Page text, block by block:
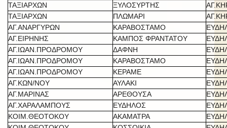
ΤΑΞΙΑΡΧΩΝ
ΞΥΛΟΣΥΡΤΗΣ
ΤΑΞΙΑΡΧΩΝ
ΠΛΩΜΑΡΙ
ΑΓ.ΑΝΑΡΓΥΡΩΝ
ΚΑΡΑΒΟΣΤΑΜΟ
ΑΓ.ΕΙΡΗΝΗΣ
ΚΑΜΠΟΣ ΦΡΑΝΤΑΤΟΥ
ΑΓ.ΙΩΑΝ.ΠΡΟΔΡΟΜΟΥ
ΔΑΦΝΗ
ΑΓ.ΙΩΑΝ.ΠΡΟΔΡΟΜΟΥ
ΚΑΡΑΒΟΣΤΑΜΟ
ΑΓ.ΙΩΑΝ.ΠΡΟΔΡΟΜΟΥ
ΚΕΡΑΜΕ
ΑΓ.ΚΩΝ/ΝΟΥ
ΑΥΛΑΚΙ
ΑΓ.ΜΑΡΙΝΑΣ
ΑΡΕΘΟΥΣΑ
ΑΓ.ΧΑΡΑΛΑΜΠΟΥΣ
ΕΥΔΗΛΟΣ
ΚΟΙΜ.ΘΕΟΤΟΚΟΥ
ΑΚΑΜΑΤΡΑ